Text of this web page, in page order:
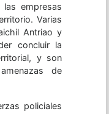
empresas
Varias
Antriao y
concluir la
y son
de
policiales